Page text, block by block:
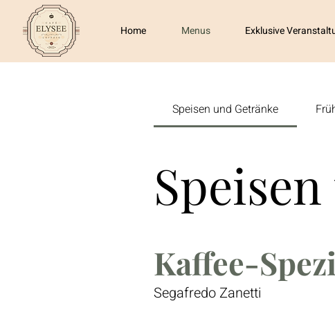
Home Menus Exklusive
Speisen und Getränke
Kaffee-
Segafredo Zanetti